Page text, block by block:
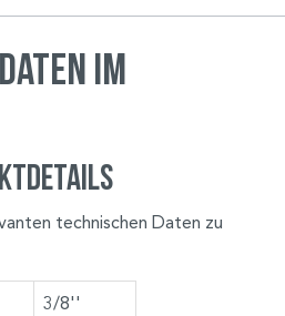
im
technischen Daten zu
3/8''